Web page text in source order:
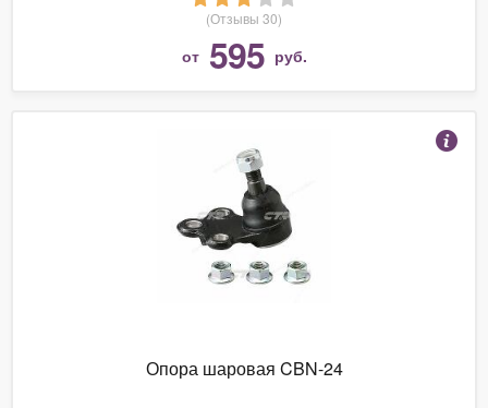
(Отзывы 30)
от 595 руб.
Опора шаровая CBN-24